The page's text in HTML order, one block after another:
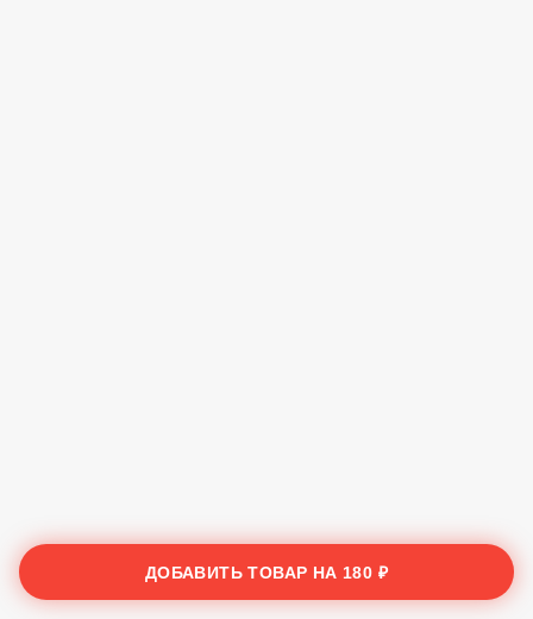
ДОБАВИТЬ ТОВАР НА 180 ₽